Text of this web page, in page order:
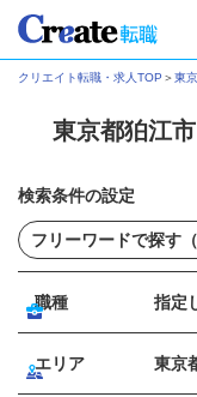
クリエイト転職・求人TOP ＞東
東京都狛江
検索条件の設定
職種 指定
エリア 東京